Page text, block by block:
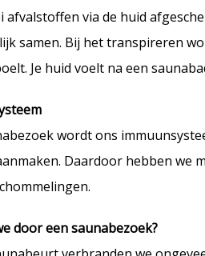
afvalstoffen via de huid
samen. Bij het transpireren
Je huid voelt na een
wordt ons
Daardoor hebben we
door een saunabezoek?